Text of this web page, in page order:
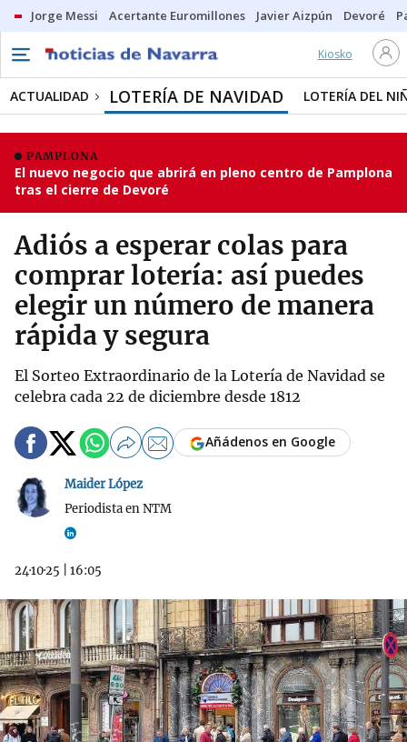
Jorge Messi Acertante Euromillones Javier Aizpún Devoré
Kiosko
ACTUALIDAD LOTERÍA DE NAVIDAD LOTERÍA DEL
PAMPLONA
El nuevo negocio que abrirá en pleno centro de Pamplona
tras el cierre de Devoré
Adiós a esperar colas para
comprar lotería: así puedes
elegir un número de manera
rápida y segura
El Sorteo Extraordinario de la Lotería de Navidad se
celebra cada 22 de diciembre desde 1812
Maider López
Periodista en NTM
24·10·25 16:05
Añádenos en Google